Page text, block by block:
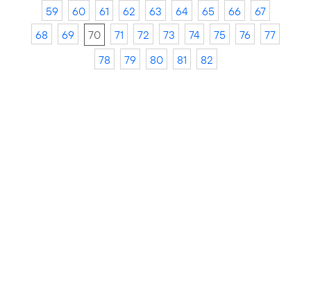
59
60 61 62 63 64 65 66
67
68
69 70 71 72 73 74 75 76
77
78
79 80 81 82